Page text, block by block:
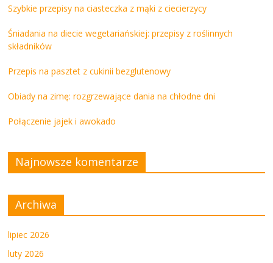
Szybkie przepisy na ciasteczka z mąki z ciecierzycy
Śniadania na diecie wegetariańskiej: przepisy z roślinnych
składników
Przepis na pasztet z cukinii bezglutenowy
Obiady na zimę: rozgrzewające dania na chłodne dni
Połączenie jajek i awokado
Najnowsze komentarze
Archiwa
lipiec 2026
luty 2026